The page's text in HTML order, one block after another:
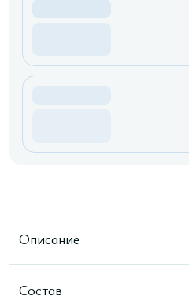
Описание
Состав